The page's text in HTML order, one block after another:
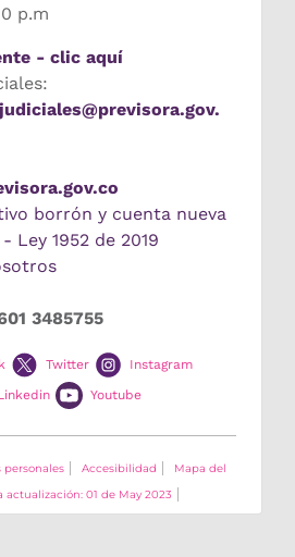
p.m
- clic aquí
borrón y cuenta nueva
Ley 1952 de 2019
3485755
Twitter
Instagram
Youtube
Accesibilidad
Mapa del
actualización: 01 de May 2023